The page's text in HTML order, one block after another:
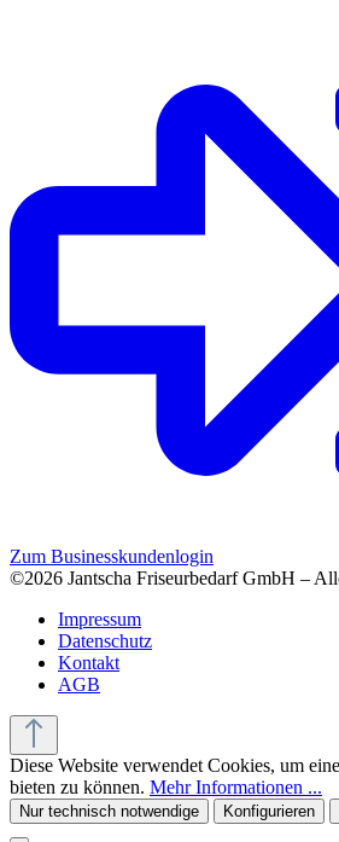
Zum Businesskundenlogin
©2026 Jantscha Friseurbedarf GmbH –
Impressum
Datenschutz
Kontakt
AGB
Diese Website verwendet Cookies, um
bieten zu können. Mehr Informationen ...
Nur technisch notwendige Konfigurieren